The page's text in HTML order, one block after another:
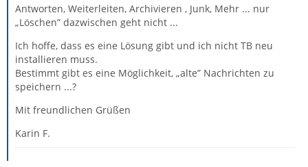
Antworten, Weiterleiten, Archivieren , Junk, Mehr ... nur
„Löschen” dazwischen geht nicht ...
Ich hoffe, dass es eine Lösung gibt und ich nicht TB neu
installieren muss.
Bestimmt gibt es eine Möglichkeit, „alte” Nachrichten zu
speichern ...?
Mit freundlichen Grüßen
Karin F.